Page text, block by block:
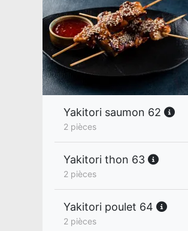
Yakitori saumon 62
2 pièces
Yakitori thon 63
2 pièces
Yakitori poulet 64
2 pièces